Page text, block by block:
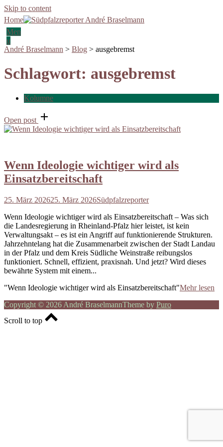
Skip to content
Home
Men
u
André Braselmann > Blog > ausgebremst
Schlagwort: ausgebremst
Kolumne
Open post
Wenn Ideologie wichtiger wird als
Einsatzbereitschaft
25. März 202625. März 2026Südpfalzreporter
Wenn Ideologie wichtiger wird als Einsatzbereitschaft – Was sich
die Landesregierung in Rheinland-Pfalz hier leistet, ist kein
Verwaltungsakt – es ist ein Angriff auf funktionierende Strukturen.
Jahrzehntelang hat die Zusammenarbeit zwischen der Stadt Landau
in der Pfalz und dem Kreis Südliche Weinstraße reibungslos
funktioniert. Schnell, effizient, praxisnah. Und jetzt? Wird dieses
bewährte System mit einem...
"Wenn Ideologie wichtiger wird als Einsatzbereitschaft"Mehr lesen
Copyright © 2026 André BraselmannTheme by Puro
Scroll to top